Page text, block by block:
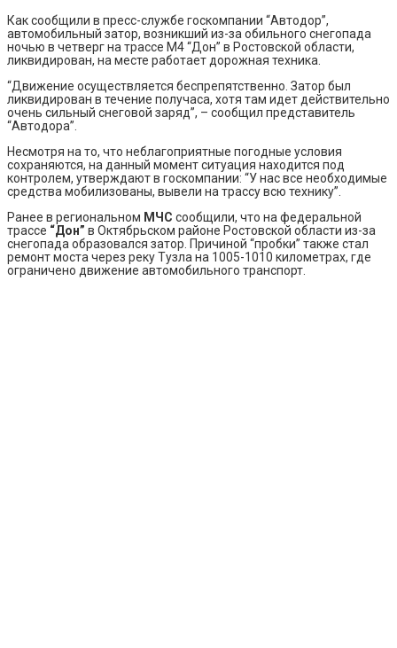
Как сообщили в пресс-службе госкомпании “Автодор”,
автомобильный затор, возникший из-за обильного снегопада
ночью в четверг на трассе М4 “Дон” в Ростовской области,
ликвидирован, на месте работает дорожная техника.
“Движение осуществляется беспрепятственно. Затор был
ликвидирован в течение получаса, хотя там идет действительно
очень сильный снеговой заряд”, – сообщил представитель
“Автодора”.
Несмотря на то, что неблагоприятные погодные условия
сохраняются, на данный момент ситуация находится под
контролем, утверждают в госкомпании: “У нас все необходимые
средства мобилизованы, вывели на трассу всю технику”.
Ранее в региональном МЧС сообщили, что на федеральной
трассе “Дон” в Октябрьском районе Ростовской области из-за
снегопада образовался затор. Причиной “пробки” также стал
ремонт моста через реку Тузла на 1005-1010 километрах, где
ограничено движение автомобильного транспорт.